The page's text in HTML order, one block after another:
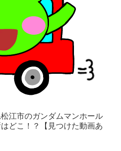
江市のガンダムマンホール
どこ！？【見つけた動画あ